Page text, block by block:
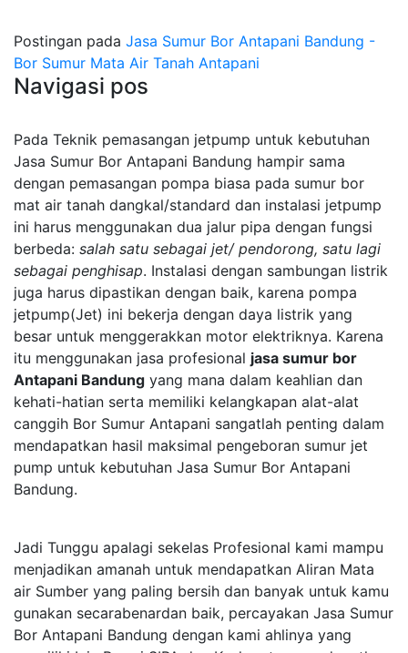
Postingan pada Jasa Sumur Bor Antapani Bandung -
Bor Sumur Mata Air Tanah Antapani
Navigasi pos
Pada Teknik pemasangan jetpump untuk kebutuhan
Jasa Sumur Bor Antapani Bandung hampir sama
dengan pemasangan pompa biasa pada sumur bor
mat air tanah dangkal/standard dan instalasi jetpump
ini harus menggunakan dua jalur pipa dengan fungsi
berbeda: salah satu sebagai jet/ pendorong, satu lagi
sebagai penghisap. Instalasi dengan sambungan listrik
juga harus dipastikan dengan baik, karena pompa
jetpump(Jet) ini bekerja dengan daya listrik yang
besar untuk menggerakkan motor elektriknya. Karena
itu menggunakan jasa profesional jasa sumur bor
Antapani Bandung yang mana dalam keahlian dan
kehati-hatian serta memiliki kelangkapan alat-alat
canggih Bor Sumur Antapani sangatlah penting dalam
mendapatkan hasil maksimal pengeboran sumur jet
pump untuk kebutuhan Jasa Sumur Bor Antapani
Bandung.
Jadi Tunggu apalagi sekelas Profesional kami mampu
menjadikan amanah untuk mendapatkan Aliran Mata
air Sumber yang paling bersih dan banyak untuk kamu
gunakan secarabenardan baik, percayakan Jasa Sumur
Bor Antapani Bandung dengan kami ahlinya yang